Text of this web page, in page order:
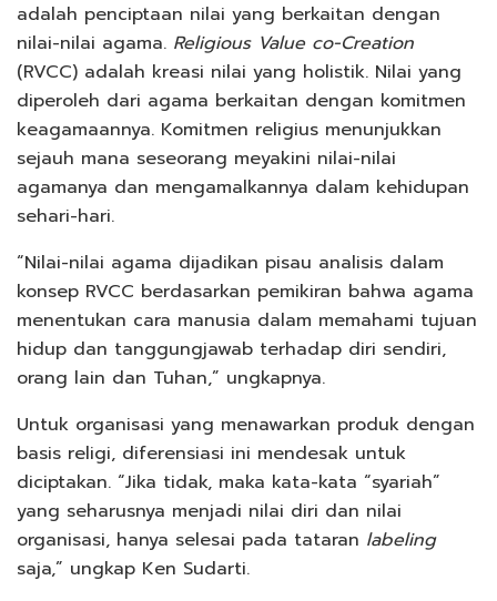
adalah penciptaan nilai yang berkaitan dengan
nilai-nilai agama. Religious Value co-Creation
(RVCC) adalah kreasi nilai yang holistik. Nilai yang
diperoleh dari agama berkaitan dengan komitmen
keagamaannya. Komitmen religius menunjukkan
sejauh mana seseorang meyakini nilai-nilai
agamanya dan mengamalkannya dalam kehidupan
sehari-hari.
“Nilai-nilai agama dijadikan pisau analisis dalam
konsep RVCC berdasarkan pemikiran bahwa agama
menentukan cara manusia dalam memahami tujuan
hidup dan tanggungjawab terhadap diri sendiri,
orang lain dan Tuhan,” ungkapnya.
Untuk organisasi yang menawarkan produk dengan
basis religi, diferensiasi ini mendesak untuk
diciptakan. “Jika tidak, maka kata-kata “syariah”
yang seharusnya menjadi nilai diri dan nilai
organisasi, hanya selesai pada tataran labeling
saja,” ungkap Ken Sudarti.